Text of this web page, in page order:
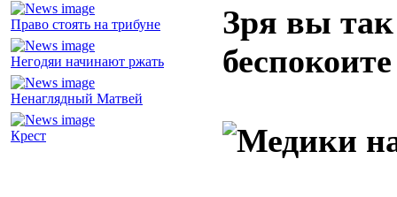
Право стоять на трибуне
Негодяи начинают ржать
Ненаглядный Матвей
Крест
Зря вы
беспокоите